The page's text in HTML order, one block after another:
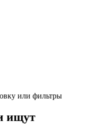
или фильтры
ищут